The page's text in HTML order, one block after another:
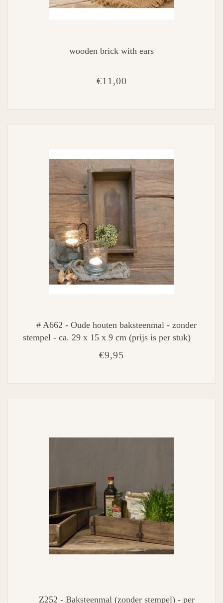
wooden brick with ears
€11,00
# A662 - Oude houten baksteenmal - zonder
stempel - ca. 29 x 15 x 9 cm (prijs is per stuk)
€9,95
Z252 - Baksteenmal (zonder stempel) - per